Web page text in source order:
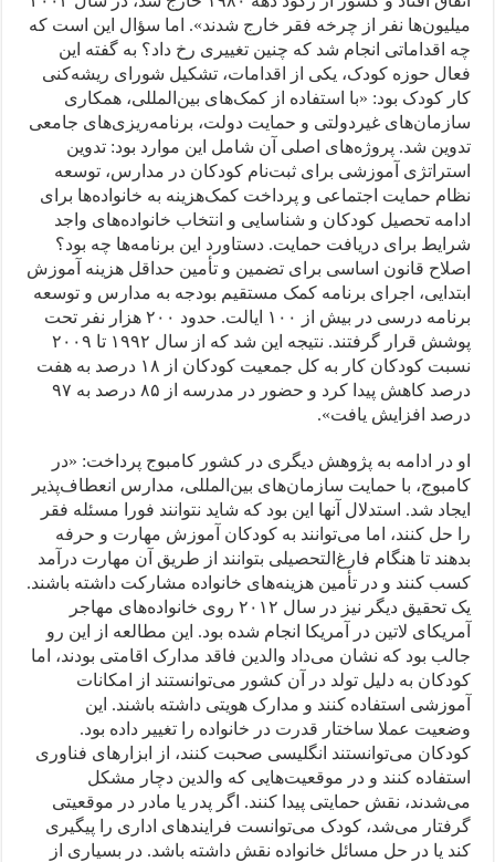
میلیون‌ها نفر از چرخه فقر خارج شدند». اما سؤال این است که
چه اقداماتی انجام شد که چنین تغییری رخ داد؟ به گفته این
فعال حوزه کودک، یکی از اقدامات، تشکیل شورای ریشه‌کنی
کار کودک بود: «با استفاده از کمک‌های بین‌المللی، همکاری
سازمان‌های غیردولتی و حمایت دولت، برنامه‌ریزی‌های جامعی
تدوین شد. پروژه‌های اصلی آن شامل این موارد بود: تدوین
استراتژی آموزشی برای ثبت‌نام کودکان در مدارس، توسعه
نظام حمایت اجتماعی و پرداخت کمک‌هزینه به خانواده‌ها برای
ادامه تحصیل کودکان و شناسایی و انتخاب خانواده‌های واجد
شرایط برای دریافت حمایت. دستاورد این برنامه‌ها چه بود؟
اصلاح قانون اساسی برای تضمین و تأمین حداقل هزینه آموزش
ابتدایی، اجرای برنامه کمک مستقیم بودجه به مدارس و توسعه
برنامه درسی در بیش از ۱۰۰ ایالت. حدود ۲۰۰ هزار نفر تحت
پوشش قرار گرفتند. نتیجه این شد که از سال ۱۹۹۲ تا ۲۰۰۹
نسبت کودکان کار به کل جمعیت کودکان از ۱۸ درصد به هفت
درصد کاهش پیدا کرد و حضور در مدرسه از ۸۵ درصد به ۹۷
درصد افزایش یافت».
او در ادامه به پژوهش دیگری در کشور کامبوج پرداخت: «در
کامبوج، با حمایت سازمان‌های بین‌المللی، مدارس انعطاف‌پذیر
ایجاد شد. استدلال آنها این بود که شاید نتوانند فورا مسئله فقر
را حل کنند، اما می‌توانند به کودکان آموزش مهارت و حرفه
بدهند تا هنگام فارغ‌التحصیلی بتوانند از طریق آن مهارت درآمد
کسب کنند و در تأمین هزینه‌های خانواده مشارکت داشته باشند.
یک تحقیق دیگر نیز در سال ۲۰۱۲ روی خانواده‌های مهاجر
آمریکای لاتین در آمریکا انجام شده بود. این مطالعه از این رو
جالب بود که نشان می‌داد والدین فاقد مدارک اقامتی بودند، اما
کودکان به دلیل تولد در آن کشور می‌توانستند از امکانات
آموزشی استفاده کنند و مدارک هویتی داشته باشند. این
وضعیت عملا ساختار قدرت در خانواده را تغییر داده بود.
کودکان می‌توانستند انگلیسی صحبت کنند، از ابزارهای فناوری
استفاده کنند و در موقعیت‌هایی که والدین دچار مشکل
می‌شدند، نقش حمایتی پیدا کنند. اگر پدر یا مادر در موقعیتی
گرفتار می‌شد، کودک می‌توانست فرایندهای اداری را پیگیری
کند یا در حل مسائل خانواده نقش داشته باشد. در بسیاری از